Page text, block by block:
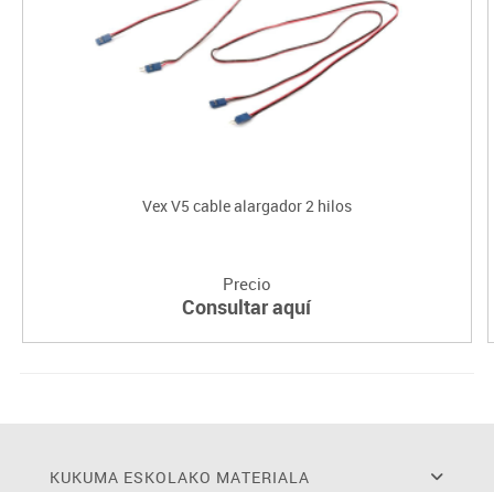
Vex V5 cable alargador 2 hilos
Precio
Consultar aquí
KUKUMA ESKOLAKO MATERIALA